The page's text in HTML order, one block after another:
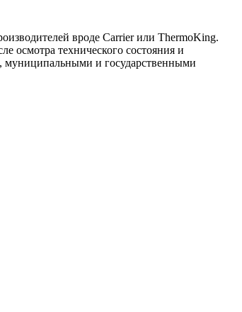
вроде Carrier или ThermoKing.
осмотра технического состояния и
муниципальными и государственными